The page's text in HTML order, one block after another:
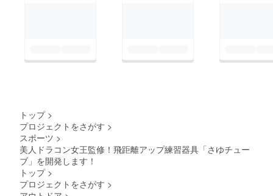
トップ >
プロジェクトをさがす >
スポーツ >
美人ドラコン女王監修！飛距離アップ練習器具「さゆチュー
ブ」を開発します！
トップ >
プロジェクトをさがす >